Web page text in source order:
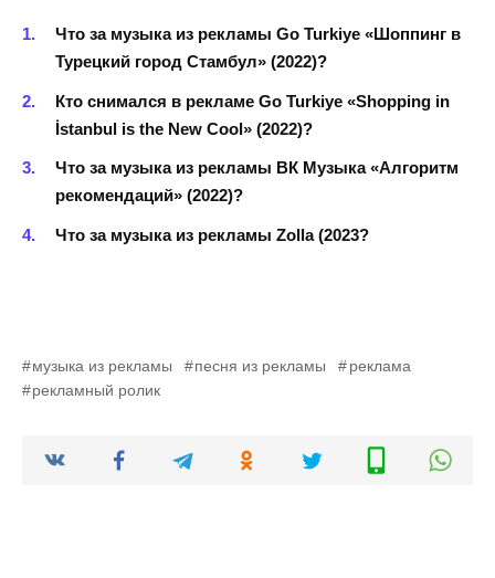
Что за музыка из рекламы Go Turkiye «Шоппинг в
Турецкий город Стамбул» (2022)?
Кто снимался в рекламе Go Turkiye «Shopping in
İstanbul is the New Cool» (2022)?
Что за музыка из рекламы ВК Музыка «Алгоритм
рекомендаций» (2022)?
Что за музыка из рекламы Zolla (2023?
музыка из рекламы песня из рекламы
реклама
рекламный ролик